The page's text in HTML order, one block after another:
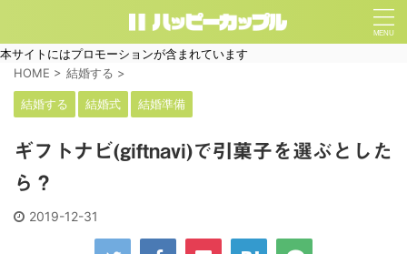
本サイトにはプロモーションが含まれています
HOME > 結婚する >
結婚する 結婚式 結婚準備
ギフトナビ(giftnavi)で引菓子を選ぶとした
ら？
2019-12-31